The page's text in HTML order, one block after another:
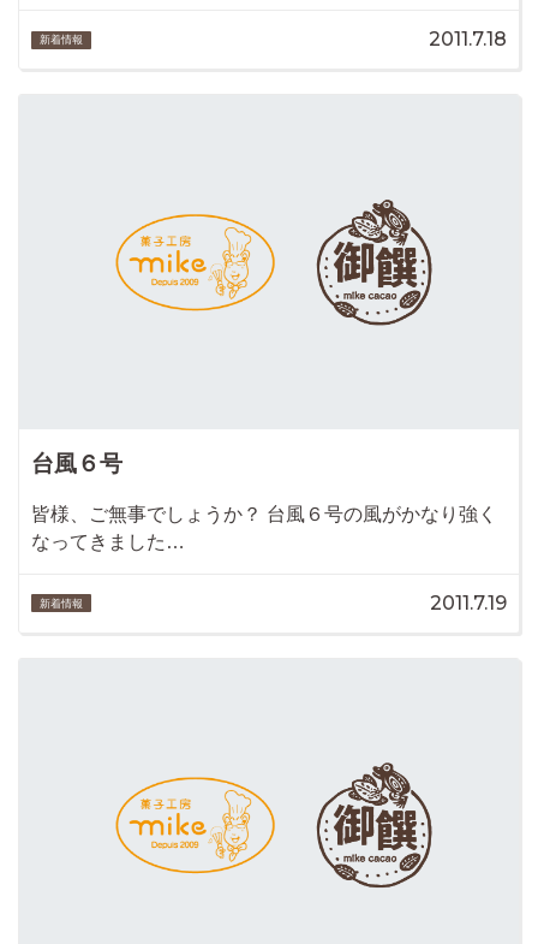
新着情報 2011.7.18
台風６号
皆様、ご無事でしょうか？ 台風６号の風がかなり強く
なってきました…
新着情報 2011.7.19